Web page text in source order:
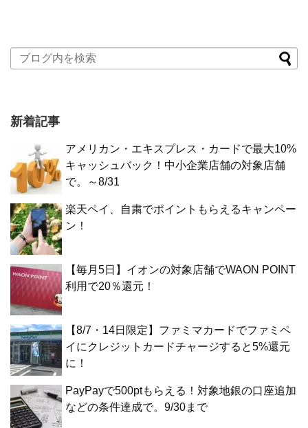
新着記事
アメリカン・エキスプレス・カードで最大10%
キャッシュバック！中小企業店舗の対象店舗
で。～8/31
楽天ペイ、自粛でポイントもらえるキャンペー
ン！
【毎月5日】イオンの対象店舗でWAON POINT
利用で20％還元！
【8/7・14日限定】ファミマカードでファミペ
イにクレジットカードチャージすると5%還元
に！
PayPayで500ptもらえる！対象地銀の口座追加
などの条件達成で。9/30まで